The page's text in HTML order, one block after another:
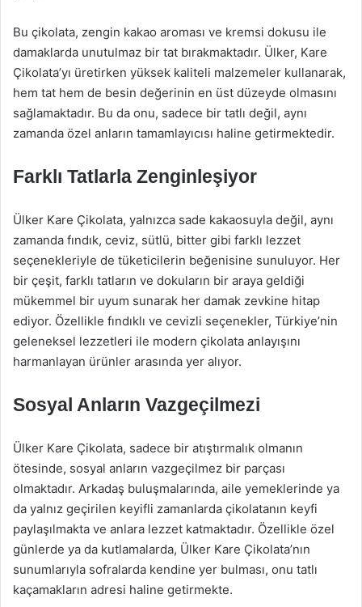
Bu çikolata, zengin kakao aroması ve kremsi dokusu ile
damaklarda unutulmaz bir tat bırakmaktadır. Ülker, Kare
Çikolata’yı üretirken yüksek kaliteli malzemeler kullanarak,
hem tat hem de besin değerinin en üst düzeyde olmasını
sağlamaktadır. Bu da onu, sadece bir tatlı değil, aynı
zamanda özel anların tamamlayıcısı haline getirmektedir.
Farklı Tatlarla Zenginleşiyor
Ülker Kare Çikolata, yalnızca sade kakaosuyla değil, aynı
zamanda fındık, ceviz, sütlü, bitter gibi farklı lezzet
seçenekleriyle de tüketicilerin beğenisine sunuluyor. Her
bir çeşit, farklı tatların ve dokuların bir araya geldiği
mükemmel bir uyum sunarak her damak zevkine hitap
ediyor. Özellikle fındıklı ve cevizli seçenekler, Türkiye’nin
geleneksel lezzetleri ile modern çikolata anlayışını
harmanlayan ürünler arasında yer alıyor.
Sosyal Anların Vazgeçilmezi
Ülker Kare Çikolata, sadece bir atıştırmalık olmanın
ötesinde, sosyal anların vazgeçilmez bir parçası
olmaktadır. Arkadaş buluşmalarında, aile yemeklerinde ya
da yalnız geçirilen keyifli zamanlarda çikolatanın keyfi
paylaşılmakta ve anlara lezzet katmaktadır. Özellikle özel
günlerde ya da kutlamalarda, Ülker Kare Çikolata’nın
sunumlarıyla sofralarda kendine yer bulması, onu tatlı
kaçamakların adresi haline getirmekte.